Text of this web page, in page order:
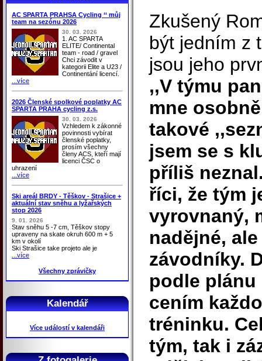
AC SPARTA PRAHSA Cycling ‘‘ můj
team na sezónu 2026
30. 03. 2026
1. AC SPARTA
ELITE/ Continental
team - road / gravel
Chci závodit v
kategorii Elite a U23 /
Continentání licencí.
...více
2026 Členské spolkové poplatky AC
SPARTA PRAHA cycling z.s.
30. 03. 2026
Vzhledem k zákonné
povinnosti vybírat
členské poplatky,
prosím všechny
členy ACS, kteří mají
licenci ČSC o
uhrazení
...více
Ski areál BRDY - Těškov - Strašice +
aktuální stav sněhu a lyžařských
stop 2026
9. 01. 2026
Stav sněhu 5 -7 cm, Těškov stopy
upraveny na skate okruh 600 m + 5
km v okolí
Ski Strašice take projeto ale je
...více
Všechny zprávičky
Kalendář
Více událostí v kalendáři
Zkušený
být jedním z
jsou jeho
,,V týmu
mne
takové
jsem se s
příliš
říci, že tým
vyrovnaný,
nadějné,
závodníky.
podle
cením
tréninku.
tým, tak i